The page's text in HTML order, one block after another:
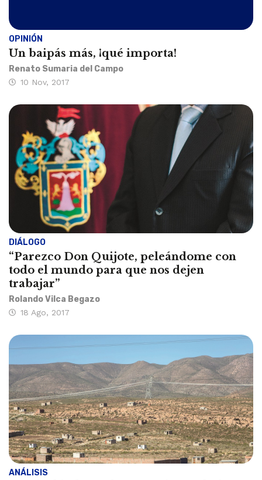
OPINIÓN
Un baipás más, ¡qué importa!
Renato Sumaria del Campo
10 Nov, 2017
DIÁLOGO
“Parezco Don Quijote, peleándome con
todo el mundo para que nos dejen
trabajar”
Rolando Vilca Begazo
18 Ago, 2017
ANÁLISIS